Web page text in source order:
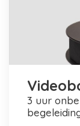
3 uur onbeperkt video's maken + personele